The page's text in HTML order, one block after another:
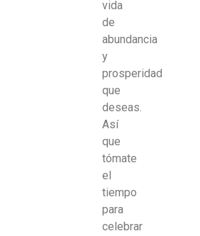
vida
de
abundancia
y
prosperidad
que
deseas.
Así
que
tómate
el
tiempo
para
celebrar